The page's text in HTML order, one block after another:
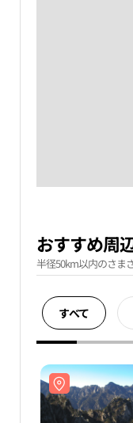
おすすめ周
半径50km以内のさま
すべて